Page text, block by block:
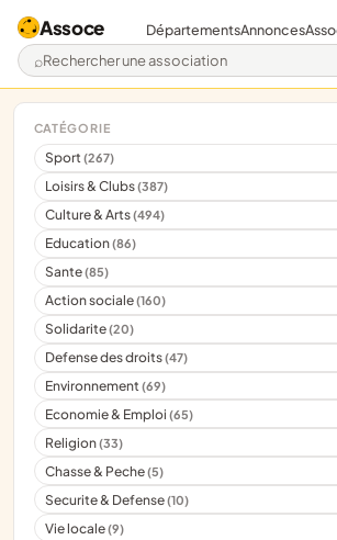
Assoce
Rechercher une association
DépartementsAnnonces
CATÉGORIE
Sport(267)
Loisirs & Clubs(387)
Culture & Arts(494)
Education(86)
Sante(85)
Action sociale(160)
Solidarite(20)
Defense des droits(47)
Environnement(69)
Economie & Emploi(65)
Religion(33)
Chasse & Peche(5)
Securite & Defense(10)
Vie locale(9)